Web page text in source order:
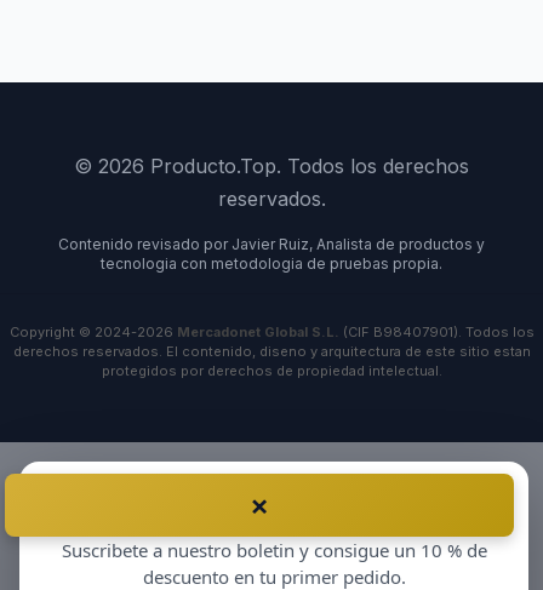
© 2026 Producto.Top. Todos los derechos
reservados.
Contenido revisado por Javier Ruiz, Analista de productos y
tecnologia con metodologia de pruebas propia.
Copyright © 2024-2026 Mercadonet Global S.L.
(CIF B98407901). Todos los
derechos reservados. El contenido, diseno y arquitectura de este sitio estan
protegidos por derechos de propiedad intelectual.
×
Antes de irte…
Suscribete a nuestro boletin y consigue un 10 % de
descuento en tu primer pedido.